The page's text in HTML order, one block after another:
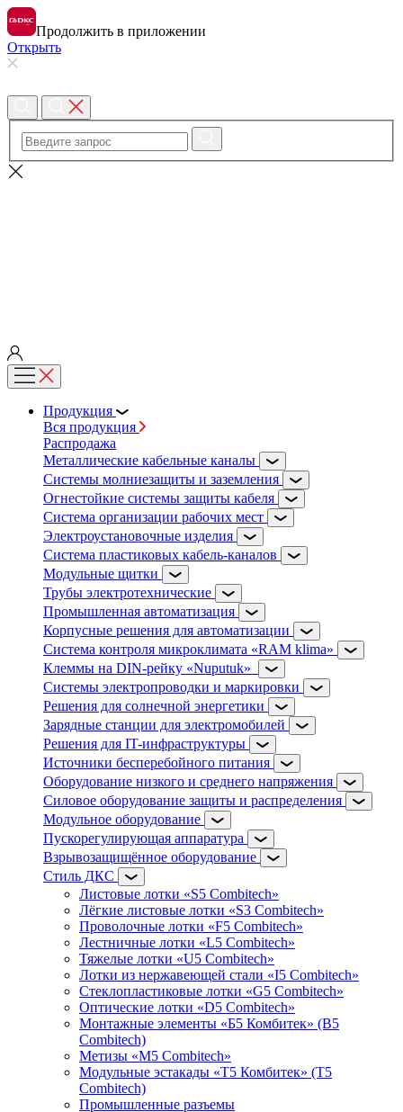
Продолжить в приложении
Открыть
Продукция
Вся продукция
Распродажа
Металлические кабельные каналы
Системы молниезащиты и заземления
Огнестойкие системы защиты кабеля
Система организации рабочих мест
Электроустановочные изделия
Система пластиковых кабель-каналов
Модульные щитки
Трубы электротехнические
Промышленная автоматизация
Корпусные решения для автоматизации
Система контроля микроклимата «RAM klima»
Клеммы на DIN-рейку «Nuputuk»
Системы электропроводки и маркировки
Решения для солнечной энергетики
Зарядные станции для электромобилей
Решения для IT-инфраструктуры
Источники бесперебойного питания
Оборудование низкого и среднего напряжения
Силовое оборудование защиты и распределения
Модульное оборудование
Пускорегулирующая аппаратура
Взрывозащищённое оборудование
Стиль ДКС
Листовые лотки «S5 Combitech»
Лёгкие листовые лотки «S3 Combitech»
Проволочные лотки «F5 Combitech»
Лестничные лотки «L5 Combitech»
Тяжелые лотки «U5 Combitech»
Лотки из нержавеющей стали «I5 Combitech»
Стеклопластиковые лотки «G5 Combitech»
Оптические лотки «D5 Combitech»
Монтажные элементы «Б5 Комбитек» (B5
Combitech)
Метизы «M5 Combitech»
Модульные эстакады «Т5 Комбитек» (T5
Combitech)
Промышленные разъемы